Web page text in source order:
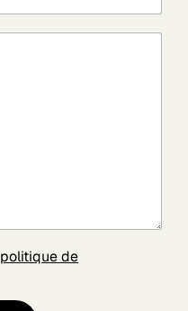
politique de